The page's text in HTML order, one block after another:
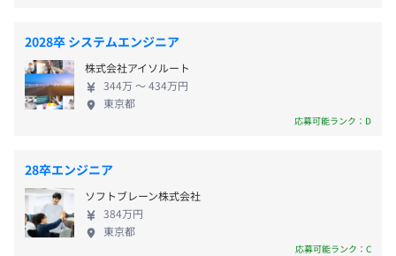
◼︎DCIM技術
◼︎Web/DB技術
◼︎コンパイラ評価技術
書籍購入支援
資格取得支援（合格一時金、資格手当）
新人研修員会による新人サポート
若手社員向けメンター制度
書籍購入支援
資格取得支援（ITパスポート、基本情報技術者、応用情報
技術者等）
《資格手当例》
メンター制度の有無
あり
キャリアコンサルティング制度の有無及びその内容
コンパイラ評価技術
2028卒 システムエンジニア
株式会社アイソルート
344万 〜 434万円
東京都
応募可能ランク：D
28卒エンジニア
ソフトブレーン株式会社
384万円
東京都
応募可能ランク：C